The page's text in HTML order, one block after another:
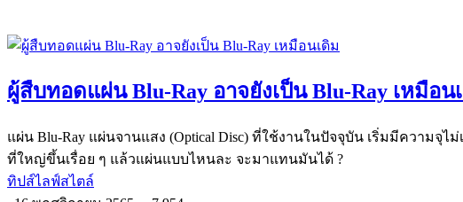
ผู้สืบทอดแผ่น Blu-Ray อาจยังเป็น Blu-Ray เหมือน
แผ่น Blu-Ray แผ่นจานแสง (Optical Disc) ที่ใช้งานในปัจจุบัน เริ่มมีความจุ
ที่ใหญ่ขึ้นเรื่อย ๆ แล้วแผ่นแบบไหนละ จะมาแทนมันได้ ?
ทิปส์ไลฟ์สไตล์